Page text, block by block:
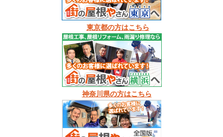
東京都の方はこちら
神奈川県の方はこちら